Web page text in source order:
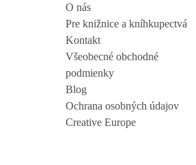
O nás
Pre knižnice a kníhkupectvá
Kontakt
Všeobecné obchodné
podmienky
Blog
Ochrana osobných údajov
Creative Europe